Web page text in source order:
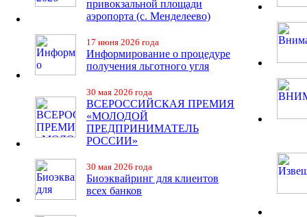
привокзальной площади
аэропорта (с. Менделеево)
17 июня 2026 года
Информирование о процедуре
получения льготного угля
30 мая 2026 года
ВСЕРОССИЙСКАЯ ПРЕМИЯ
«МОЛОДОЙ
ПРЕДПРИНИМАТЕЛЬ
РОССИИ»
30 мая 2026 года
Биоэквайринг для клиентов
всех банков